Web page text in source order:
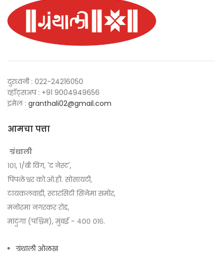
दुरध्वनी : 022-24216050
व्हॉट्सअप : +91 9004949656
इमेल : granthali02@gmail.com
आमचा पत्ता
ग्रंथाली
१०१, १/बी विंग, 'द नेस्ट',
पिंपळेश्वर को.ऑ.हौ. सोसायटी,
टायकलवाडी, स्टारसिटी सिनेमा समोर,
मनोरमा नगरकर रोड,
माटुंगा (पश्चिम), मुंबई - ४०० ०१६.
ग्रंथाली ओळख